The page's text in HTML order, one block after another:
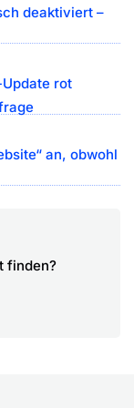
deaktiviert –
rot
an, obwohl
finden?